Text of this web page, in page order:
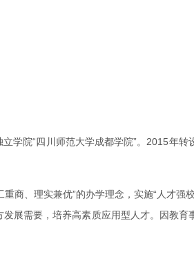
学院“四川师范大学成都学院”。2015年
商、理实兼优”的办学理念，实施“人才强
展需要，培养高素质应用型人才。因教育